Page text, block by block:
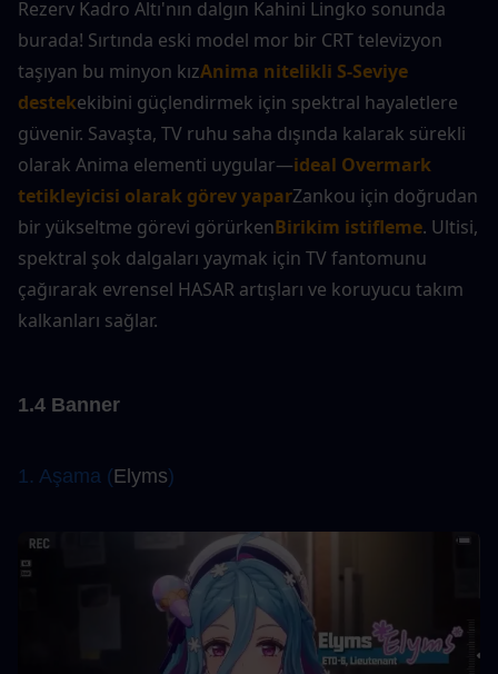
Rezerv Kadro Altı'nın dalgın Kahini Lingko sonunda
burada! Sırtında eski model mor bir CRT televizyon
taşıyan bu minyon kızAnima nitelikli S-Seviye
destekekibini güçlendirmek için spektral hayaletlere
güvenir. Savaşta, TV ruhu saha dışında kalarak sürekli
olarak Anima elementi uygular—ideal Overmark
tetikleyicisi olarak görev yaparZankou için doğrudan
bir yükseltme görevi görürkenBirikim istifleme. Ultisi,
spektral şok dalgaları yaymak için TV fantomunu
çağırarak evrensel HASAR artışları ve koruyucu takım
kalkanları sağlar.
1.4 Banner
1. Aşama (Elyms)